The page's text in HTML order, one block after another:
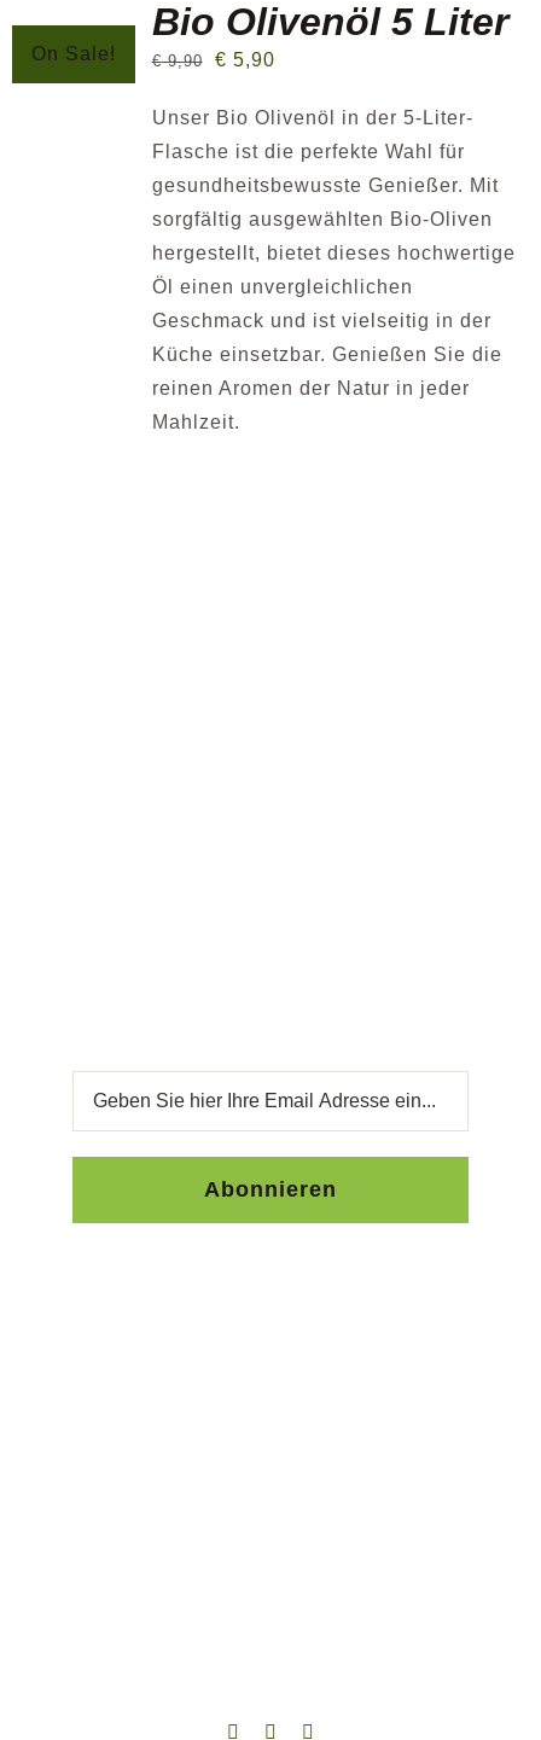
On Sale!
Bio Olivenöl 5 Liter
€9,90 € 5,90
Unser Bio Olivenöl in der 5-Liter-
Flasche ist die perfekte Wahl für
gesundheitsbewusste Genießer. Mit
sorgfältig ausgewählten Bio-Oliven
hergestellt, bietet dieses hochwertige
Öl einen unvergleichlichen
Geschmack und ist vielseitig in der
Küche einsetzbar. Genießen Sie die
reinen Aromen der Natur in jeder
Mahlzeit.
Abonnieren